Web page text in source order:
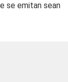
se emitan sean